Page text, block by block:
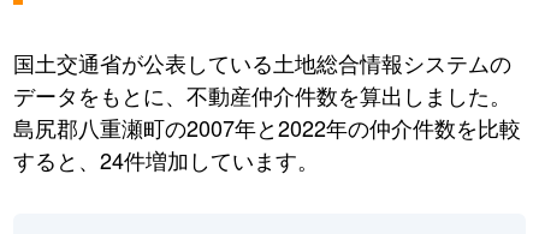
国土交通省が公表している土地総合情報システムの
データをもとに、不動産仲介件数を算出しました。
島尻郡八重瀬町の2007年と2022年の仲介件数を比較
すると、24件増加しています。